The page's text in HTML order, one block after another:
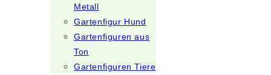
Metall
Gartenfigur Hund
Gartenfiguren aus
Ton
Gartenfiguren Tiere